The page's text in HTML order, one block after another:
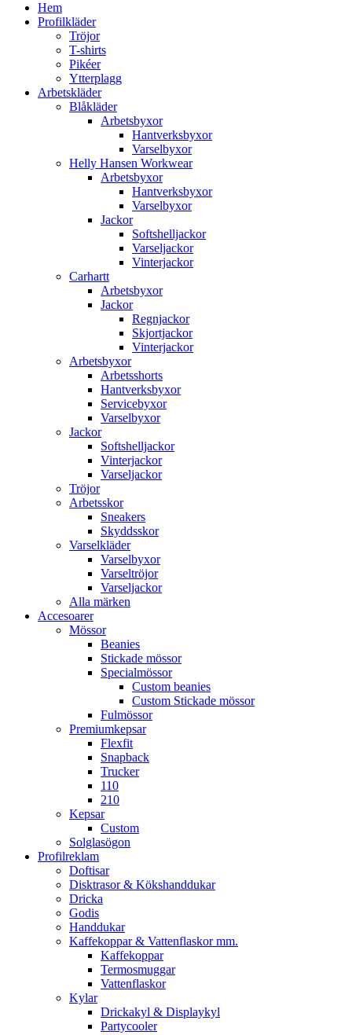
Hem
Profilkläder
Tröjor
T-shirts
Pikéer
Ytterplagg
Arbetskläder
Blåkläder
Arbetsbyxor
Hantverksbyxor
Varselbyxor
Helly Hansen Workwear
Arbetsbyxor
Hantverksbyxor
Varselbyxor
Jackor
Softshelljackor
Varseljackor
Vinterjackor
Carhartt
Arbetsbyxor
Jackor
Regnjackor
Skjortjackor
Vinterjackor
Arbetsbyxor
Arbetsshorts
Hantverksbyxor
Servicebyxor
Varselbyxor
Jackor
Softshelljackor
Vinterjackor
Varseljackor
Tröjor
Arbetsskor
Sneakers
Skyddsskor
Varselkläder
Varselbyxor
Varseltröjor
Varseljackor
Alla märken
Accesoarer
Mössor
Beanies
Stickade mössor
Specialmössor
Custom beanies
Custom Stickade mössor
Fulmössor
Premiumkepsar
Flexfit
Snapback
Trucker
110
210
Kepsar
Custom
Solglasögon
Profilreklam
Doftisar
Disktrasor & Kökshanddukar
Dricka
Godis
Handdukar
Kaffekoppar & Vattenflaskor mm.
Kaffekoppar
Termosmuggar
Vattenflaskor
Kylar
Drickakyl & Displaykyl
Partycooler